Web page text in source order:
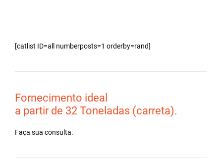
[catlist ID=all numberposts=1 orderby=rand]
Fornecimento ideal
a partir de 32 Toneladas (carreta).
Faça sua consulta.